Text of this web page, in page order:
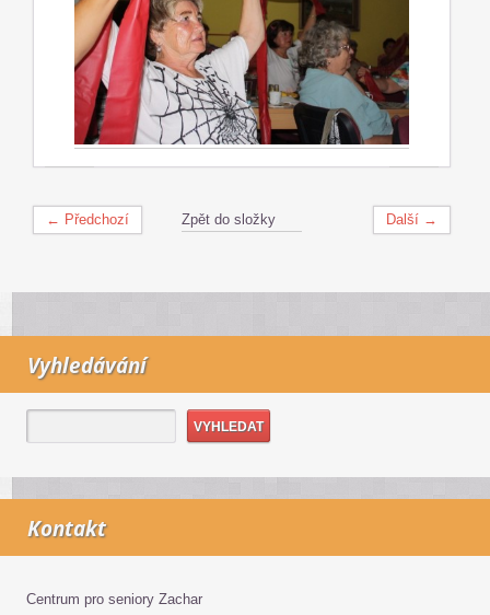
← Předchozí Další →
Zpět do složky
Vyhledávání
Kontakt
Centrum pro seniory Zachar